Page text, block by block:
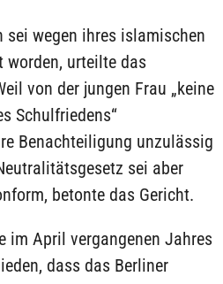
sei wegen ihres islamischen
urteilte das
von der jungen Frau „keine
Schulfriedens“
Benachteiligung unzulässig
sei aber
betonte das Gericht.
im April vergangenen Jahres
dass das Berliner